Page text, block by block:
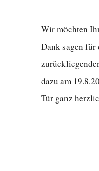
Wir möchten
Dank sagen
dazu am
Tür ganz